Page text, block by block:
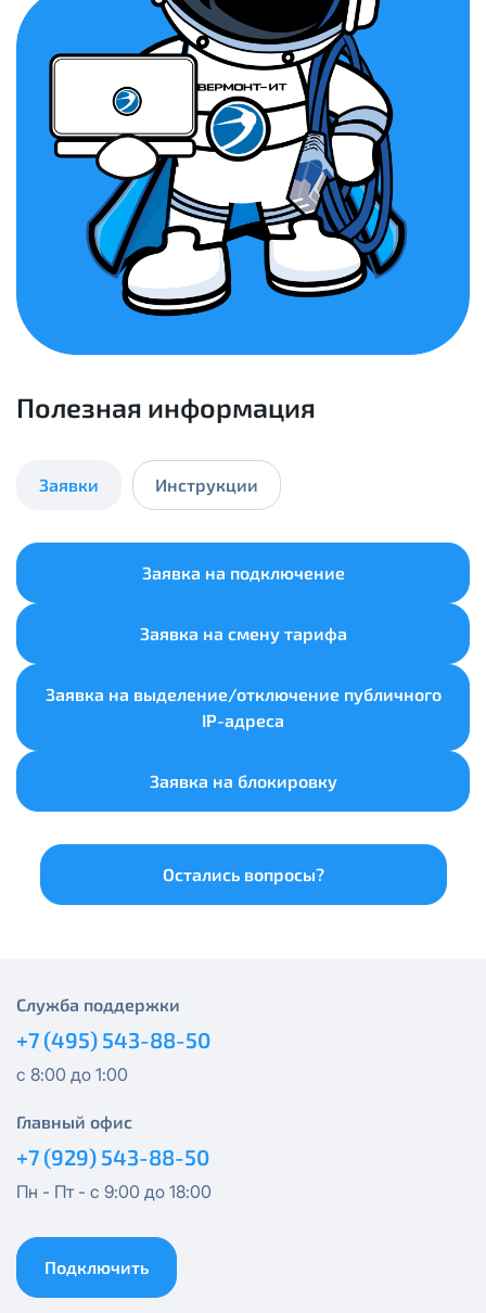
Полезная информация
Заявки Инструкции
Заявка на подключение
Заявка на смену тарифа
Заявка на выделение/отключение публичного
IP-адреса
Заявка на блокировку
Остались вопросы?
Служба поддержки
+7 (495) 543-88-50
с 8:00 до 1:00
Главный офис
+7 (929) 543-88-50
Пн - Пт - с 9:00 до 18:00
Подключить